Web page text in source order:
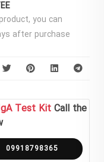
you can
after purchase
Test Kit Call the
09918798365